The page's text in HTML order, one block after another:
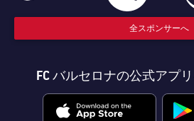
全スポンサーへ
FC バルセロナの公式アプ